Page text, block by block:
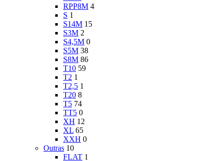
RPP8M 4
S 1
S14M 15
S3M 2
S4,5M 0
S5M 38
S8M 86
T10 59
T2 1
T2,5 1
T20 8
T5 74
TT5 0
XH 12
XL 65
XXH 0
Outras 10
FLAT 1